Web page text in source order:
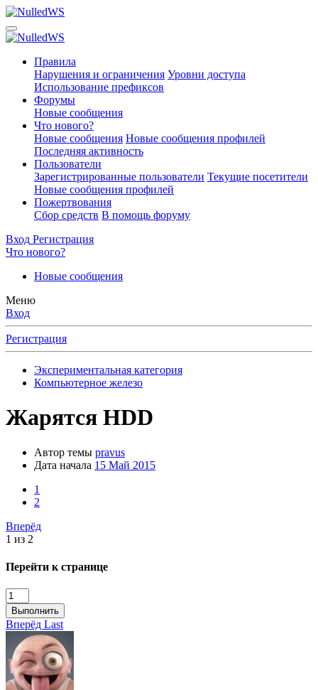
Правила
Нарушения и ограничения Уровни доступа
Использование префиксов
Форумы
Новые сообщения
Что нового?
Новые сообщения Новые сообщения профилей
Последняя активность
Пользователи
Зарегистрированные пользователи Текущие посетители
Новые сообщения профилей
Пожертвования
Сбор средств В помощь форуму
Вход Регистрация
Что нового?
Новые сообщения
Меню
Вход
Регистрация
Экспериментальная категория
Компьютерное железо
Жарятся HDD
Автор темы pravus
Дата начала 15 Май 2015
1
2
Вперёд
1 из 2
Перейти к странице
Выполнить
Вперёд Last